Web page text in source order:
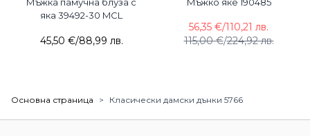
Мъжка памучна блуза с
яка 39492-30 MCL
45,50 €/88,99 лв.
Мъжко яке 190485
115,00 €/224,92 лв.
56,35 €/110,21 лв.
Основна страница > Класически дамски дънки 5766